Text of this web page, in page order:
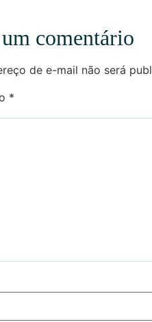
comentário
de e-mail não será
*